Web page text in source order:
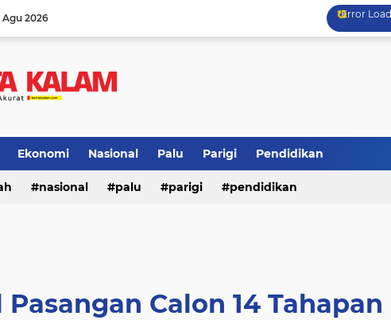
Agu 2026 Error
Ekonomi Nasional Palu Parigi Pendidikan
nasional palu parigi pendidikan
Pasangan Calon 14 Tahapan